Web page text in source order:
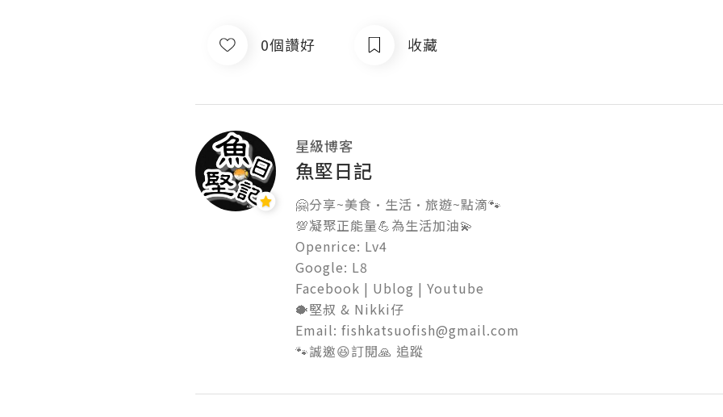
0個讚好 收藏
星級博客
魚堅日記
🤗分享~美食•生活•旅遊~點滴🐾
💯凝聚正能量💪為生活加油💫
Openrice: Lv4
Google: L8
Facebook | Ublog | Youtube
🐡堅叔 & Nikki仔
Email: fishkatsuofish@gmail.com
🐾誠邀😆訂閱🙏 追蹤